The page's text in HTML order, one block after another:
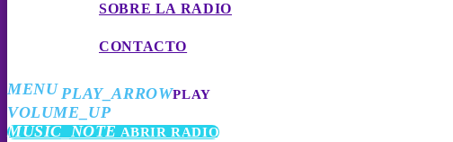
SOBRE LA RADIO
CONTACTO
MENU PLAY_ARROWPLAY
VOLUME_UP
MUSIC_NOTE ABRIR RADIO